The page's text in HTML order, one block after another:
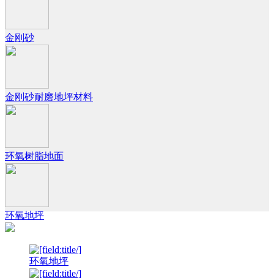
金刚砂
金刚砂耐磨地坪材料
环氧树脂地面
环氧地坪
环氧地坪